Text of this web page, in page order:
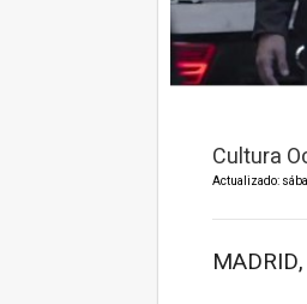
Cultura
Actualizado: